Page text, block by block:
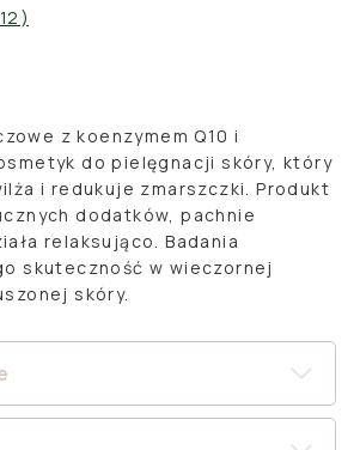
12 )
z koenzymem Q10 i
do pielęgnacji skóry, który
i redukuje zmarszczki. Produkt
dodatków, pachnie
relaksująco. Badania
skuteczność w wieczornej
skóry.